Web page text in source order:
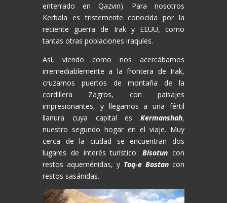
enterrado en Qazvin). Para nosotros
Kerbala es tristemente conocida por la
reciente guerra de Irak y EEUU, como
tantas otras poblaciones iraquíes.
Así, viendo como nos acercábamos
irremediablemente a la frontera de Irak,
cruzamos puertos de montaña de la
cordillera Zagros, con paisajes
impresionantes, y llegamos a una fértil
llanura cuya capital es Kermanshah,
nuestro segundo hogar en el viaje. Muy
cerca de la ciudad se encuentran dos
lugares de interés turístico:Bisotun con
restos aqueménidas, y Taq-e Bostan con
restos sasánidas.